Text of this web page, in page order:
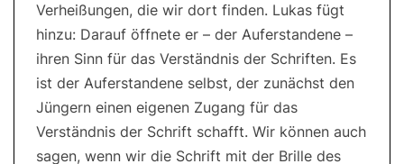
Verheißungen, die wir dort finden. Lukas fügt
hinzu: Darauf öffnete er – der Auferstandene –
ihren Sinn für das Verständnis der Schriften. Es
ist der Auferstandene selbst, der zunächst den
Jüngern einen eigenen Zugang für das
Verständnis der Schrift schafft. Wir können auch
sagen, wenn wir die Schrift mit der Brille des